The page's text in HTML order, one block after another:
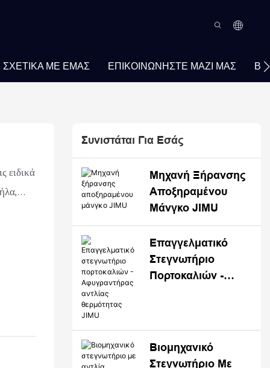
ΣΧΕΤΙΚΆ ΜΕ ΕΜΆΣ ΕΠΙΚΟΙΝΩΝΉΣΤΕ ΜΑΖΊ ΜΑΣ
ειδικά
Συνιστάται Για Εσάς
Μηχανή Ξήρανσης
Αποξηραμένου
Μάνγκο JIMU
Επαγγελματικό
Στεγνωτήριο
Πορτοκαλιών -
Βιομηχανικό
Στεγνωτήριο Με